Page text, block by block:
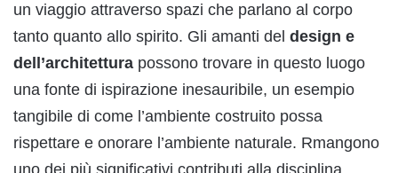
un viaggio attraverso spazi che parlano al corpo
tanto quanto allo spirito. Gli amanti del design e
dell’architettura possono trovare in questo luogo
una fonte di ispirazione inesauribile, un esempio
tangibile di come l’ambiente costruito possa
rispettare e onorare l’ambiente naturale. Rmangono